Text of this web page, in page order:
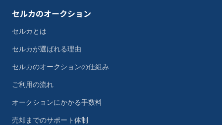
セルカのオークション
セルカとは
セルカが選ばれる理由
セルカのオークションの仕組み
ご利用の流れ
オークションにかかる手数料
売却までのサポート体制